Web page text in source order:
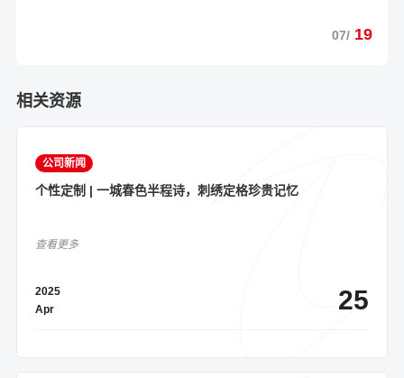
07/ 19
相关资源
公司新闻
个性定制 | 一城春色半程诗，刺绣定格珍贵记忆
查看更多
2025
Apr
25